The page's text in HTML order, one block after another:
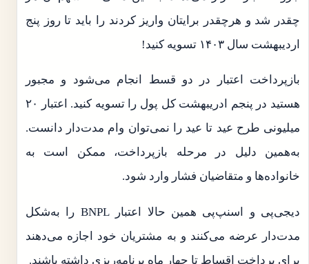
چقدر شد و هرچقدر برایتان واریز کردند را باید تا روز پنج
اردیبهشت سال ۱۴۰۳ تسویه کنید!
بازپرداخت اعتبار در دو قسط انجام می‌شود و مجبور
هستید در پنجم ادریبهشت کل پول را تسویه کنید. اعتبار ۲۰
میلیونی طرح عید تا عید را نمی‌توان وام مدت‌دار دانست.
به‌همین دلیل در مرحله بازپرداخت، ممکن است به
خانواده‌ها و متقاضیان فشار وارد شود.
دیجی‌پی و اسنپ‌پی همین حالا اعتبار BNPL را به‌شکل
مدت‌دار عرضه می‌کنند و به مشتریان خود اجازه می‌دهند
برای پرداخت اقساط تا چهار ماه برنامه‌ریزی داشته باشند.